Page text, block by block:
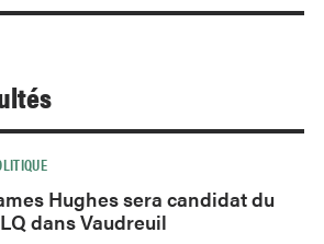
Hughes sera candidat du
dans Vaudreuil